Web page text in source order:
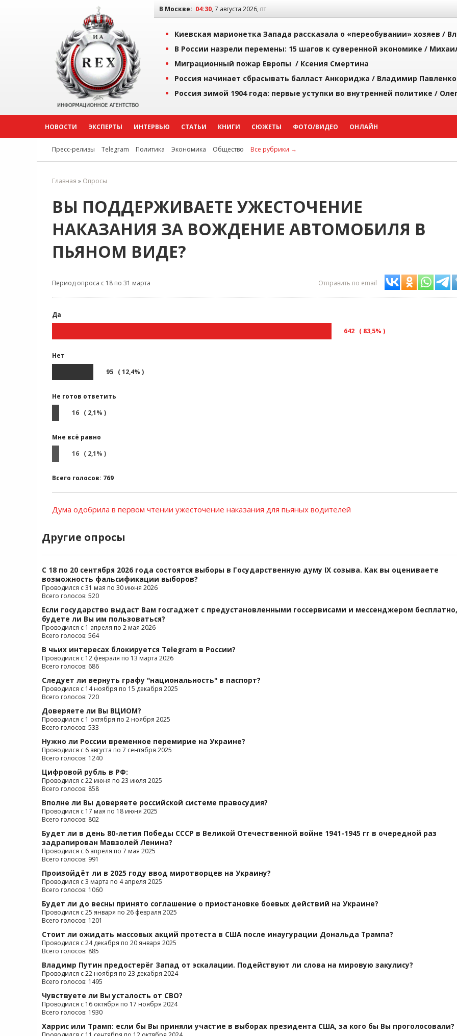
В Москве: 04:30, 7 августа 2026, пт
Киевская марионетка Запада рассказала о «переобувании» хозяев /
В России назрели перемены: 15 шагов к суверенной экономике /
Миграционный пожар Европы / Ксения Смертина
Россия начинает сбрасывать балласт Анкориджа / Владимир Павленко
Россия зимой 1904 года: первые уступки во внутренней политике /
НОВОСТИ ЭКСПЕРТЫ ИНТЕРВЬЮ СТАТЬИ КНИГИ СЮЖЕТЫ ФОТО/ВИДЕО ОНЛАЙН
Пресс-релизы Telegram Политика Экономика Общество Все рубрики →
Главная » Опросы
ВЫ ПОДДЕРЖИВАЕТЕ УЖЕСТОЧЕНИЕ
НАКАЗАНИЯ ЗА ВОЖДЕНИЕ АВТОМОБИЛЯ В
ПЬЯНОМ ВИДЕ?
Период опроса с 18 по 31 марта Отправить по email
Да
642 ( 83,5% )
Нет
95 ( 12,4% )
Не готов ответить
16 ( 2,1% )
Мне всё равно
16 ( 2,1% )
Всего голосов: 769
Дума одобрила в первом чтении ужесточение наказания для пьяных водителей
Другие опросы
С 18 по 20 сентября 2026 года состоятся выборы в Государственную думу IX созыва. Как вы оцениваете
возможность фальсификации выборов?
Проводился с 31 мая по 30 июня 2026
Всего голосов: 520
Если государство выдаст Вам госгаджет с предустановленными госсервисами и мессенджером бесплатно,
будете ли Вы им пользоваться?
Проводился с 1 апреля по 2 мая 2026
Всего голосов: 564
В чьих интересах блокируется Telegram в России?
Проводился с 12 февраля по 13 марта 2026
Всего голосов: 686
Следует ли вернуть графу "национальность" в паспорт?
Проводился с 14 ноября по 15 декабря 2025
Всего голосов: 720
Доверяете ли Вы ВЦИОМ?
Проводился с 1 октября по 2 ноября 2025
Всего голосов: 533
Нужно ли России временное перемирие на Украине?
Проводился с 6 августа по 7 сентября 2025
Всего голосов: 1240
Цифровой рубль в РФ:
Проводился с 22 июня по 23 июля 2025
Всего голосов: 858
Вполне ли Вы доверяете российской системе правосудия?
Проводился с 17 мая по 18 июня 2025
Всего голосов: 802
Будет ли в день 80-летия Победы СССР в Великой Отечественной войне 1941-1945 гг в очередной раз
задрапирован Мавзолей Ленина?
Проводился с 6 апреля по 7 мая 2025
Всего голосов: 991
Произойдёт ли в 2025 году ввод миротворцев на Украину?
Проводился с 3 марта по 4 апреля 2025
Всего голосов: 1060
Будет ли до весны принято соглашение о приостановке боевых действий на Украине?
Проводился с 25 января по 26 февраля 2025
Всего голосов: 1201
Стоит ли ожидать массовых акций протеста в США после инаугурации Дональда Трампа?
Проводился с 24 декабря по 20 января 2025
Всего голосов: 885
Владимр Путин предостерёг Запад от эскалации. Подействуют ли слова на мировую закулису?
Проводился с 22 ноября по 23 декабря 2024
Всего голосов: 1495
Чувствуете ли Вы усталость от СВО?
Проводился с 16 октября по 17 ноября 2024
Всего голосов: 1930
Харрис или Трамп: если бы Вы приняли участие в выборах президента США, за кого бы Вы проголосовали?